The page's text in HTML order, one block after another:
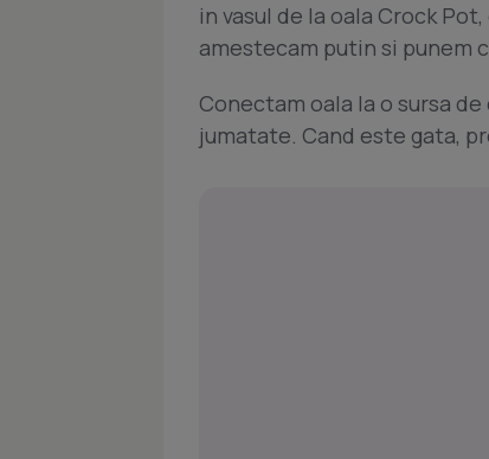
in vasul de la oala Crock
amestecam putin si punem
Conectam oala la o sursa
jumatate. Cand este gata,